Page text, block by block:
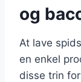
og
At lave
en enkel
disse trin